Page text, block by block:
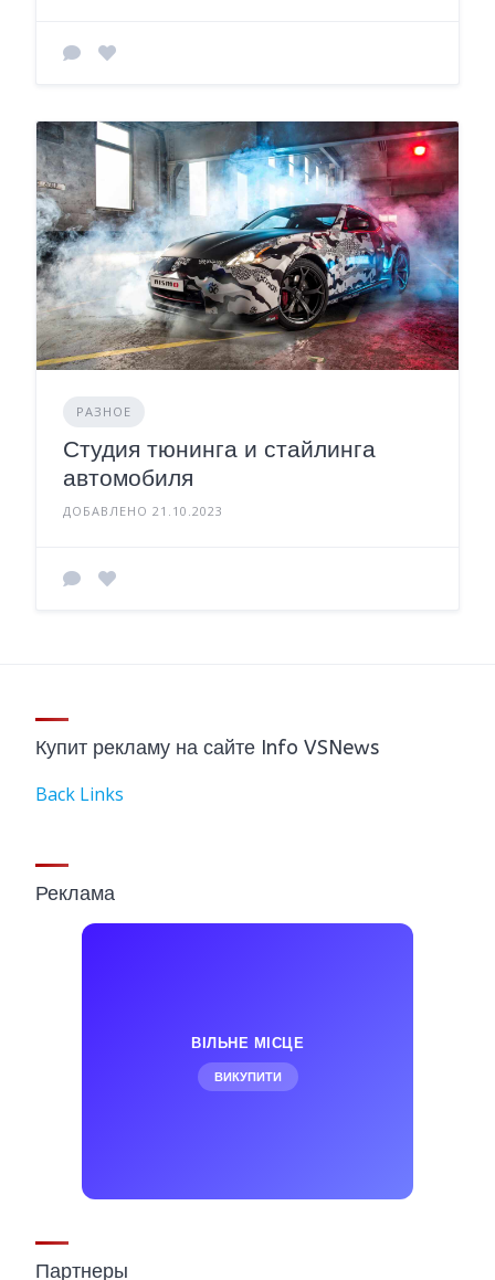
РАЗНОЕ
Студия тюнинга и стайлинга
автомобиля
ДОБАВЛЕНО 21.10.2023
Купит рекламу на сайте Info VSNews
Back Links
Реклама
ВІЛЬНЕ МІСЦЕ
ВИКУПИТИ
Партнеры